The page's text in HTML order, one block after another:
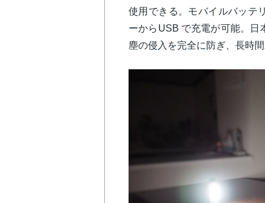
使用できる。モバイルバッテ
ーからUSB で充電が可能。日
塵の侵入を完全に防ぎ、長時